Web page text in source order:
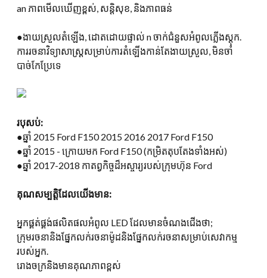
an ភាពមើលឃើញខ្ពស់, សន្ដិសុខ, និងភាពធន់
●ងាយស្រួលតំឡើង, ដោតដោយផ្ទាល់ n ចាក់ជំនួសអំពូលភ្លើងស្តុក.
ការរចនាវិទ្យាសាស្ត្រសម្រាប់ការតំឡើងកាន់តែងាយស្រួល, មិនចាំ
បាច់កែប្រែទេ
របុសប់:
●ឆ្នាំ 2015 Ford F150 2015 2016 2017 Ford F150
●ឆ្នាំ 2015 - ក្រោយមក Ford F150 (កម្រិតតុបតែងទាំងអស់)
●ឆ្នាំ 2017-2018 កាតព្វកិច្ចដ៏អស្ចារ្យរបស់ក្រុមហ៊ុន Ford
គុណសម្បត្តិដែលយើងមាន:
អ្នកផ្គត់ផ្គង់ផលិតផលអំពូល LED ដែលមានចំណងជើងថា;
ក្រុមរចនានិងផ្នែកលក់រចនាម៉ូដនិងផ្នែកលក់រចនាសម្រាប់សេវាកម្ម
របស់អ្នក.
រោងចក្រនិងមានគុណភាពខ្ពស់